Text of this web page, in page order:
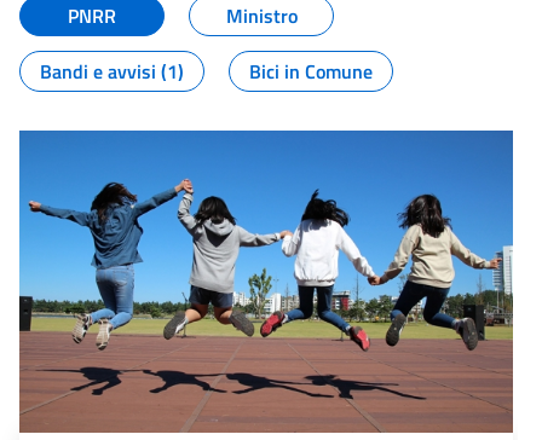
PNRR
Ministro
Bandi e avvisi (1)
Bici in Comune